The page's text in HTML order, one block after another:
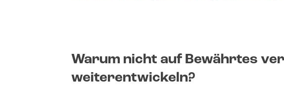
Warum nicht auf Bewährtes
weiterentwickeln?